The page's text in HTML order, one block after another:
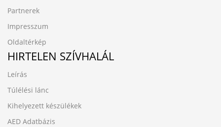
Partnerek
Impresszum
Oldaltérkép
HIRTELEN SZÍVHALÁL
Leírás
Túlélési lánc
Kihelyezett készülékek
AED Adatbázis